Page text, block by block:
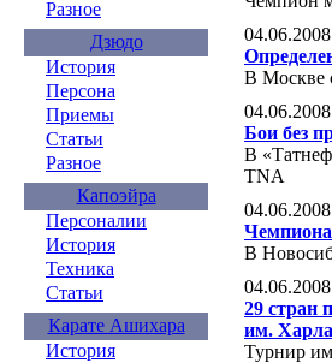
Разное
Дзюдо
История
Персона
Приемы
Статьи
Разное
Капоэйра
Персоналии
История
Техника
Статьи
Карате Ашихара
История
04.06.2008
В Москве
04.06.2008
Бои без
В
TNA
04.06.2008
В
04.06.2008
29 стран
им.
Турнир